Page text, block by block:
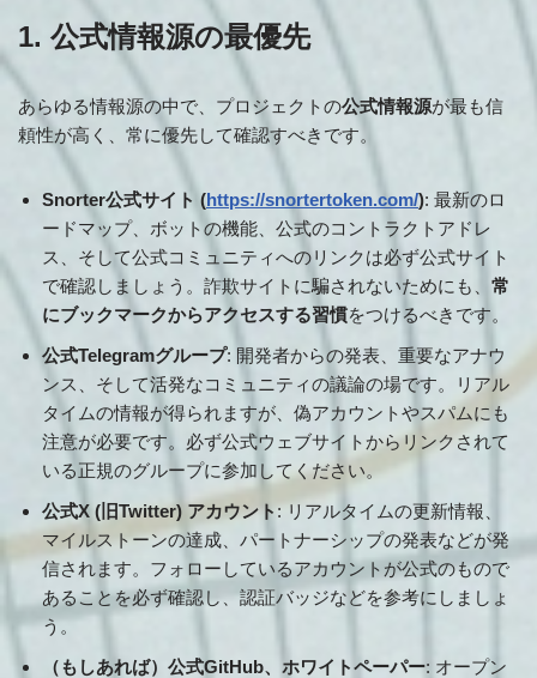
1. 公式情報源の最優先
あらゆる情報源の中で、プロジェクトの公式情報源が最も信
頼性が高く、常に優先して確認すべきです。
Snorter公式サイト (https://snortertoken.com/): 最新のロ
ードマップ、ボットの機能、公式のコントラクトアドレ
ス、そして公式コミュニティへのリンクは必ず公式サイト
で確認しましょう。詐欺サイトに騙されないためにも、 常
にブックマークからアクセスする習慣をつけるべきです。
公式Telegramグループ: 開発者からの発表、重要なアナウ
ンス、そして活発なコミュニティの議論の場です。リアル
タイムの情報が得られますが、偽アカウントやスパムにも
注意が必要です。必ず公式ウェブサイトからリンクされて
いる正規のグループに参加してください。
公式X (旧Twitter) アカウント : リアルタイムの更新情報、
マイルストーンの達成、パートナーシップの発表などが発
信されます。フォローしているアカウントが公式のもので
あることを必ず確認し、認証バッジなどを参考にしましょ
う。
（もしあれば）公式GitHub、ホワイトペーパー: オープン